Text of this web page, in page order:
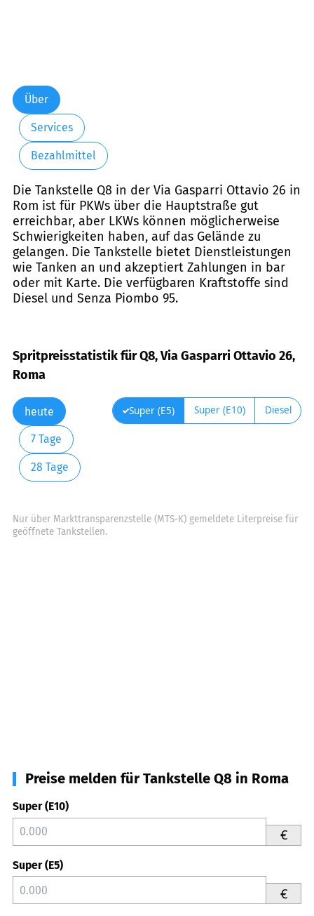
Über
Services
Bezahlmittel
Die Tankstelle Q8 in der Via Gasparri Ottavio 26 in
Rom ist für PKWs über die Hauptstraße gut
erreichbar, aber LKWs können möglicherweise
Schwierigkeiten haben, auf das Gelände zu
gelangen. Die Tankstelle bietet Dienstleistungen
wie Tanken an und akzeptiert Zahlungen in bar
oder mit Karte. Die verfügbaren Kraftstoffe sind
Diesel und Senza Piombo 95.
Spritpreisstatistik für Q8, Via Gasparri Ottavio 26,
Roma
heute
7 Tage
28 Tage
Super (E5) Super (E10) Diesel
Nur über Markttransparenzstelle (MTS-K) gemeldete Literpreise für
geöffnete Tankstellen.
Preise melden für Tankstelle Q8 in Roma
Super (E10)
€
Super (E5)
€